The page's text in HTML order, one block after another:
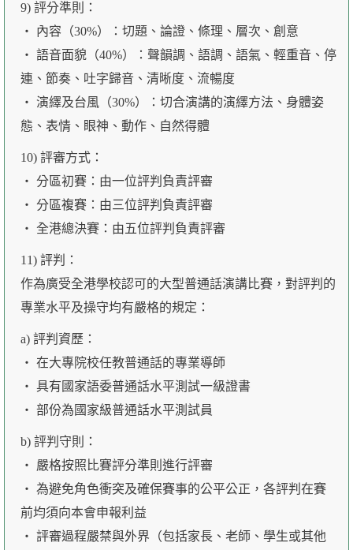
9) 評分準則：
‧ 內容（30%）：切題、論證、條理、層次、創意
‧ 語音面貌（40%）：聲韻調、語調、語氣、輕重音、停
連、節奏、吐字歸音、清晰度、流暢度
‧ 演繹及台風（30%）：切合演講的演繹方法、身體姿
態、表情、眼神、動作、自然得體
10) 評審方式：
‧ 分區初賽：由一位評判負責評審
‧ 分區複賽：由三位評判負責評審
‧ 全港總決賽：由五位評判負責評審
11) 評判：
作為廣受全港學校認可的大型普通話演講比賽，對評判的
專業水平及操守均有嚴格的規定：
a) 評判資歷：
‧ 在大專院校任教普通話的專業導師
‧ 具有國家語委普通話水平測試一級證書
‧ 部份為國家級普通話水平測試員
b) 評判守則：
‧ 嚴格按照比賽評分準則進行評審
‧ 為避免角色衝突及確保賽事的公平公正，各評判在賽
前均須向本會申報利益
‧ 評審過程嚴禁與外界（包括家長、老師、學生或其他